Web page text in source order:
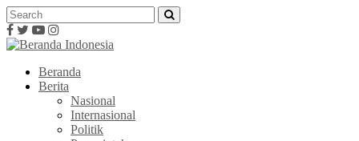
Beranda
Berita
Nasional
Internasional
Politik